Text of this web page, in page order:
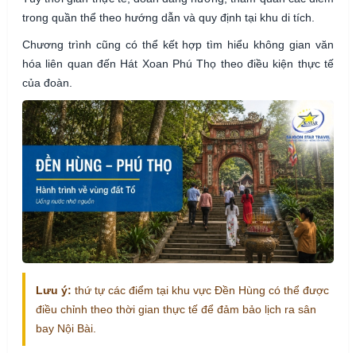
trong quần thể theo hướng dẫn và quy định tại khu di tích.
Chương trình cũng có thể kết hợp tìm hiểu không gian văn
hóa liên quan đến Hát Xoan Phú Thọ theo điều kiện thực tế
của đoàn.
Lưu ý: thứ tự các điểm tại khu vực Đền Hùng có thể được
điều chỉnh theo thời gian thực tế để đảm bảo lịch ra sân
bay Nội Bài.